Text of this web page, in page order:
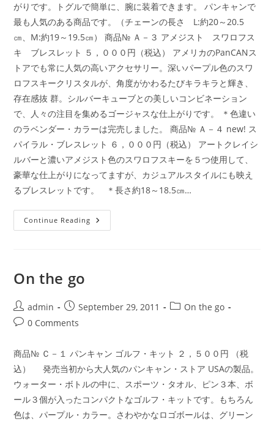
がりです。トグルで簡単に、腕に装着できます。 パンキャンで
最も人気のある商品です。（チェーンの長さ L:約20～20.5
㎝、M:約19～19.5㎝） 商品№ Ａ－３ アメジスト スワロフス
キ ブレスレット ５，０００円（税込） アメリカのPanCANス
トアでも常に人気の高いアクセサリー。深いパープル色のスワ
ロフスキークリスタルが、角度がかわるたびキラキラと輝き、
存在感抜 群。シルバーキューブとの美しいコンビネーション
で、人々の注目を集めるゴージャスな仕上がりです。 ＊色違い
のラベンダー・カラーは完売しました。 商品№ Ａ－４ new! ス
パイラル・ブレスレット ６，０００円（税込） アートクレイシ
ルバーと濃いアメジスト色のスワロフスキーを５つ使用して、
豪華な仕上がりになってますが、カジュアルスタイルにも映え
るブレスレットです。 ＊長さ約18～18.5㎝…
Continue Reading Accessories
On the go
Post
author:
admin
Post
published:
September 29, 2011
PostOn the go
Post0 Comments
商品№ Ｃ－１ パンキャン ゴルフ・キット ２，５００円 （税
込） 発売当初から大人気のパンキャン・ストア USAの製品。
ウォーター・ボトルの中に、スポーツ・タオル、ピン３本、ボ
ール３個が入ったコンパクトなゴルフ・キットです。もちろん
色は、パープル・カラー。さわやかなロゴボールは、グリーン